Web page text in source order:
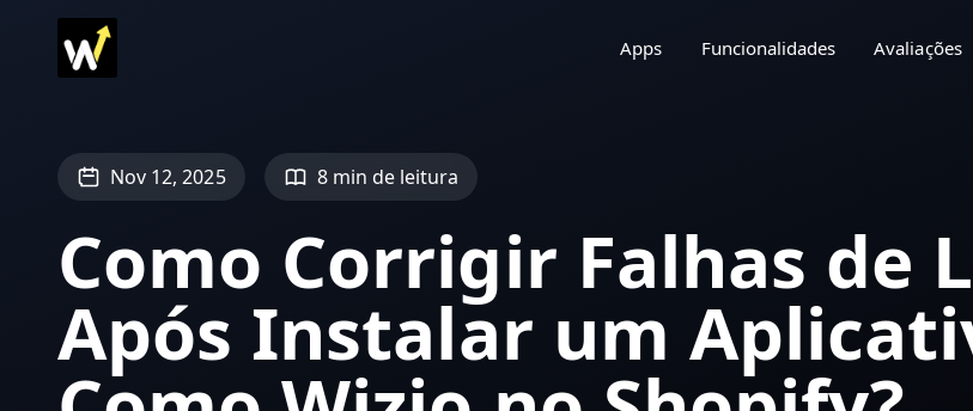
Apps Funcionalidades Avaliações
Nov 12, 2025 8 min de leitura
Como Corrigir Falhas de
Após Instalar um